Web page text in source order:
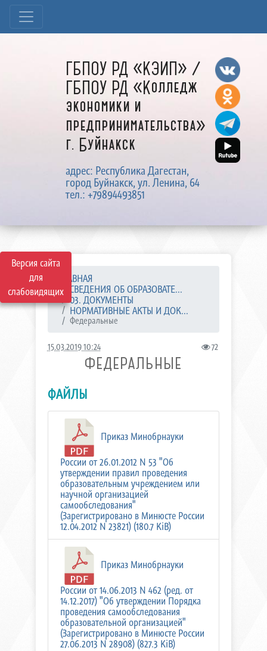
Версия сайта
для
слабовидящих
ГБПОУ РД «КЭИП» /
ГБПОУ РД «Колледж
экономики и
предпринимательства»
г. Буйнакск
адрес: Республика Дагестан,
город Буйнакск, ул. Ленина, 64
тел.: +79894493851
ГЛАВНАЯ
СВЕДЕНИЯ ОБ ОБРАЗОВАТЕ...
03. ДОКУМЕНТЫ
НОРМАТИВНЫЕ АКТЫ И ДОК...
Федеральные
15.03.2019 10:24 72
ФЕДЕРАЛЬНЫЕ
ФАЙЛЫ
Приказ Минобрнауки
России от 26.01.2012 N 53 "Об
утверждении правил проведения
образовательным учреждением или
научной организацией
самообследования"
(Зарегистрировано в Минюсте России
12.04.2012 N 23821) (180.7 KiB)
Приказ Минобрнауки
России от 14.06.2013 N 462 (ред. от
14.12.2017) "Об утверждении Порядка
проведения самообследования
образовательной организацией"
(Зарегистрировано в Минюсте России
27.06.2013 N 28908) (827.3 KiB)